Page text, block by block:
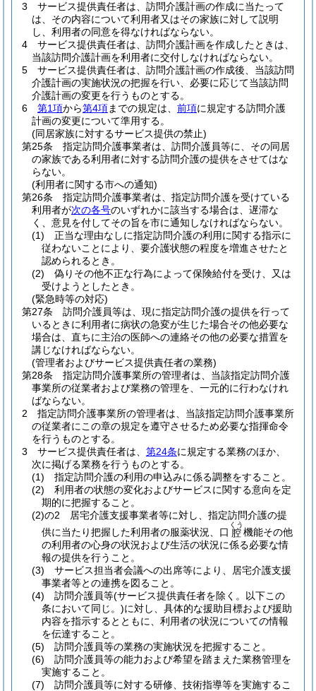
3
サービス提供責任者は、訪問介護計画の作成に当たって
は、その内容について利用者又はその家族に対して説明
し、利用者の同意を得なければならない。
4
サービス提供責任者は、訪問介護計画を作成したときは、
当該訪問介護計画を利用者に交付しなければならない。
5
サービス提供責任者は、訪問介護計画の作成後、当該訪問
介護計画の実施状況の把握を行い、必要に応じて当該訪問
介護計画の変更を行うものとする。
6
第1項から第4項までの規定は、 前項に規定する訪問介護
計画の変更について準用する。
(同居家族に対するサービス提供の禁止)
第25条
指定訪問介護事業者は、訪問介護員等に、その同居
の家族である利用者に対する訪問介護の提供をさせてはな
らない。
(利用者に関する市への通知)
第26条
指定訪問介護事業者は、指定訪問介護を受けている
利用者が次の各号のいずれかに該当する場合は、遅滞な
く、意見を付してその旨を市に通知しなければならない。
(1)
正当な理由なしに指定訪問介護の利用に関する指示に
従わないことにより、要介護状態の程度を増進させたと
認められるとき。
(2)
偽りその他不正な行為によって保険給付を受け、又は
受けようとしたとき。
(緊急時等の対応)
第27条
訪問介護員等は、現に指定訪問介護の提供を行って
いるときに利用者に病状の急変が生じた場合その他必要な
場合は、直ちに主治の医師への連絡その他の必要な措置を
講じなければならない。
(管理者およびサービス提供責任者の業務)
第28条
指定訪問介護事業所の管理者は、当該指定訪問介護
事業所の従業者および業務の管理を、一元的に行わなけれ
ばならない。
2
指定訪問介護事業所の管理者は、当該指定訪問介護事業所
の従業者にこの章の規定を遵守させるため必要な指揮命令
を行うものとする。
3
サービス提供責任者は、 第24条に規定する業務のほか、
次に掲げる業務を行うものとする。
(1)
指定訪問介護の利用の申込みに係る調整をすること。
(2)
利用者の状態の変化およびサービスに関する意向を定
期的に把握すること。
(2)の2
居宅介護支援事業者等に対し、指定訪問介護の提
供に当たり把握した利用者の服薬状況、口 腔
くう
機能その他
の利用者の心身の状況および生活の状況に係る必要な情
報の提供を行うこと。
(3)
サービス担当者会議への出席等により、居宅介護支援
事業者等との連携を図ること。
(4)
訪問介護員等(サービス提供責任者を除く。以下この
条において同じ。)に対し、具体的な援助目標および援助
内容を指示するとともに、利用者の状況についての情報
を伝達すること。
(5)
訪問介護員等の業務の実施状況を把握すること。
(6)
訪問介護員等の能力および希望を踏まえた業務管理を
実施すること。
(7)
訪問介護員等に対する研修、技術指導等を実施するこ